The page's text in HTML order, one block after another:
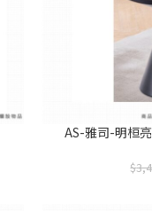
AS-雅司-明桓